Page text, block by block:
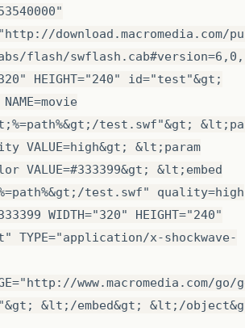
download.macromedia.com/
flash/
HEIGHT="240" id="test"&gt;
test.swf"&gt;
VALUE=high&gt; &lt;param
VALUE=#333399&gt; &lt;embed
test.swf" quality=high
WIDTH="320" HEIGHT="240"
TYPE="application/x-shockwave-
www.macromedia.com/
&lt;/embed&gt; &lt;/